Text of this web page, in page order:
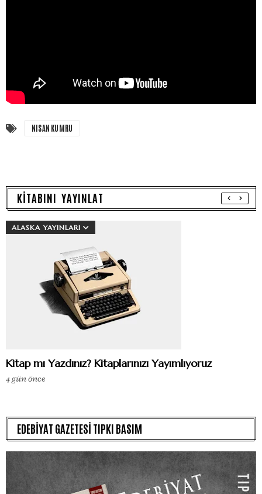
NISAN KUMRU
KİTABINI YAYINLAT
ALASKA YAYINLARI
Kitap mı Yazdınız? Kitaplarınızı Yayımlıyoruz
4 gün önce
EDEBİYAT GAZETESİ TIPKI BASIM